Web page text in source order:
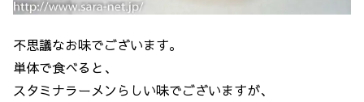
不思議なお味でございます。
単体で食べると、
スタミナラーメンらしい味でございますが、